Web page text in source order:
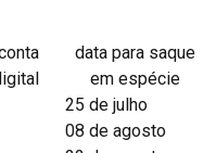
data para saque
em espécie
25 de julho
08 de agosto